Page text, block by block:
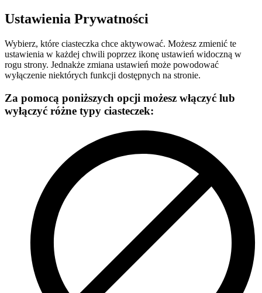
Ustawienia Prywatności
Wybierz, które ciasteczka chce aktywować. Możesz zmienić te
ustawienia w każdej chwili poprzez ikonę ustawień widoczną w
rogu strony. Jednakże zmiana ustawień może powodować
wyłączenie niektórych funkcji dostępnych na stronie.
Za pomocą poniższych opcji możesz włączyć lub
wyłączyć różne typy ciasteczek: